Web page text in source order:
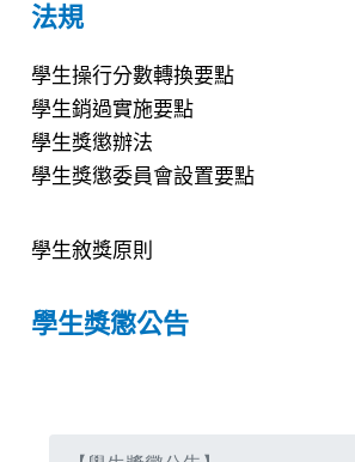
法規
學生操行分數轉換要點
學生銷過實施要點
學生獎懲辦法
學生獎懲委員會設置要點
學生敘獎原則
學生獎懲公告